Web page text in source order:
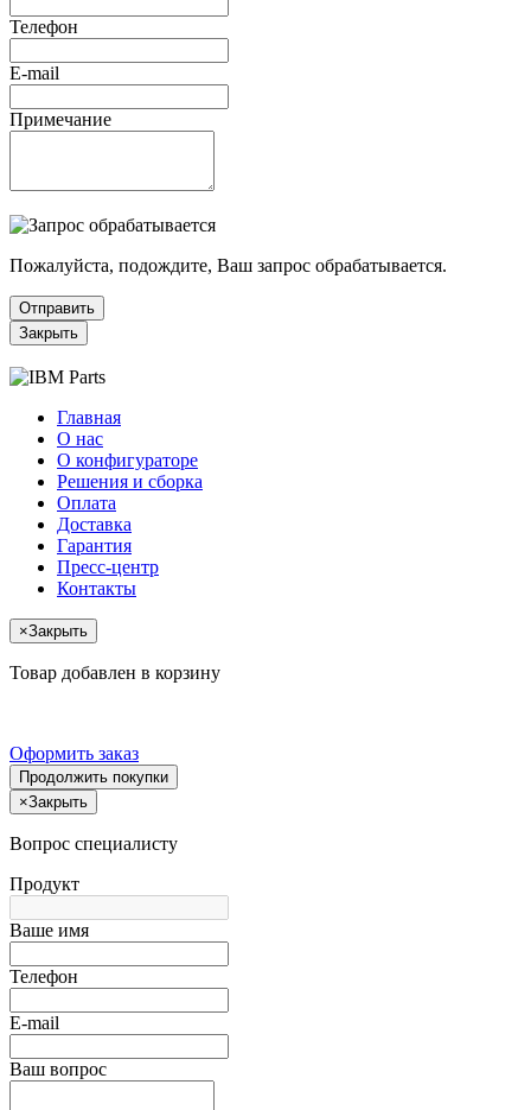
Телефон
E-mail
Примечание
Пожалуйста, подождите, Ваш запрос обрабатывается.
Отправить
Закрыть
Главная
О нас
О конфигураторе
Решения и сборка
Оплата
Доставка
Гарантия
Пресс-центр
Контакты
×Закрыть
Товар добавлен в корзину
Оформить заказ
Продолжить покупки
×Закрыть
Вопрос специалисту
Продукт
Ваше имя
Телефон
E-mail
Ваш вопрос